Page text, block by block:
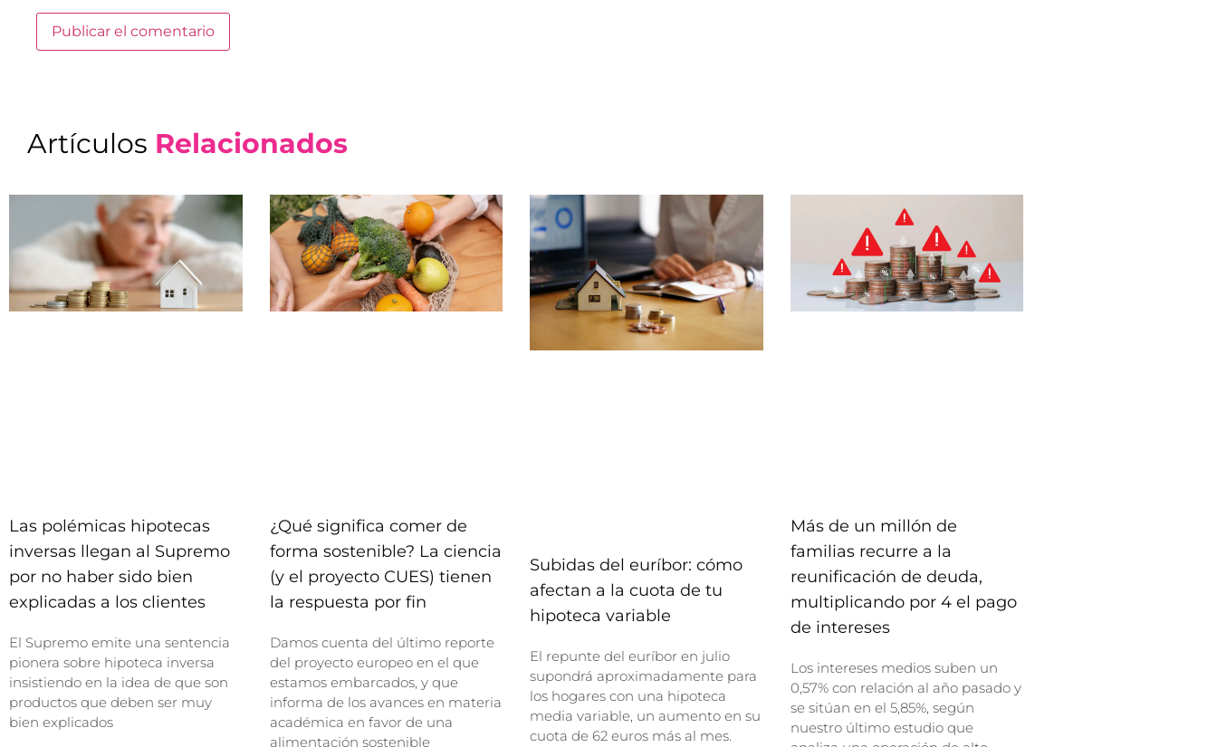
Artículos Relacionados
Las polémicas hipotecas
inversas llegan al Supremo
por no haber sido bien
explicadas a los clientes
El Supremo emite una sentencia
pionera sobre hipoteca inversa
insistiendo en la idea de que son
productos que deben ser muy
bien explicados
¿Qué significa comer de
forma sostenible? La ciencia
(y el proyecto CUES) tienen
la respuesta por fin
Damos cuenta del último reporte
del proyecto europeo en el que
estamos embarcados, y que
informa de los avances en materia
académica en favor de una
alimentación sostenible
Subidas del euríbor: cómo
afectan a la cuota de tu
hipoteca variable
El repunte del euríbor en julio
supondrá aproximadamente para
los hogares con una hipoteca
media variable, un aumento en su
cuota de 62 euros más al mes.
Más de un millón de
familias recurre a la
reunificación de deuda,
multiplicando por 4 el pago
de intereses
Los intereses medios suben un
0,57% con relación al año pasado y
se sitúan en el 5,85%, según
nuestro último estudio que